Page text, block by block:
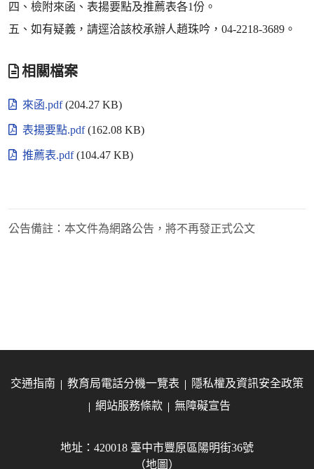
四、檢附來函、表揚要點及推薦表各1份。
五、如有疑義，請逕洽該校承辦人趙珠吟，04-2218-3689。
相關檔案
來函.pdf(204.27 KB)
表揚要點.pdf(162.08 KB)
推薦表.pdf(104.47 KB)
公告備註： 本文件為網路公告，將不再發正式公文
交通指南 教育局電話分機一覽表
隱私權及資訊安全政策
網站服務條款
無障礙宣告
地址：420018 臺中市豐原區陽明街36號
（地圖）